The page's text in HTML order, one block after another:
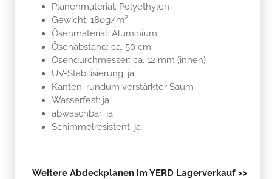
Planenmaterial: Polyethylen
Gewicht: 180g/m²
Ösenmaterial: Aluminium
Ösenabstand: ca. 50 cm
Ösendurchmesser: ca. 12 mm (innen)
UV-Stabilisierung: ja
Kanten: rundum verstärkter Saum
Wasserfest: ja
abwaschbar: ja
Schimmelresistent: ja
Weitere Abdeckplanen im YERD Lagerverkauf >>